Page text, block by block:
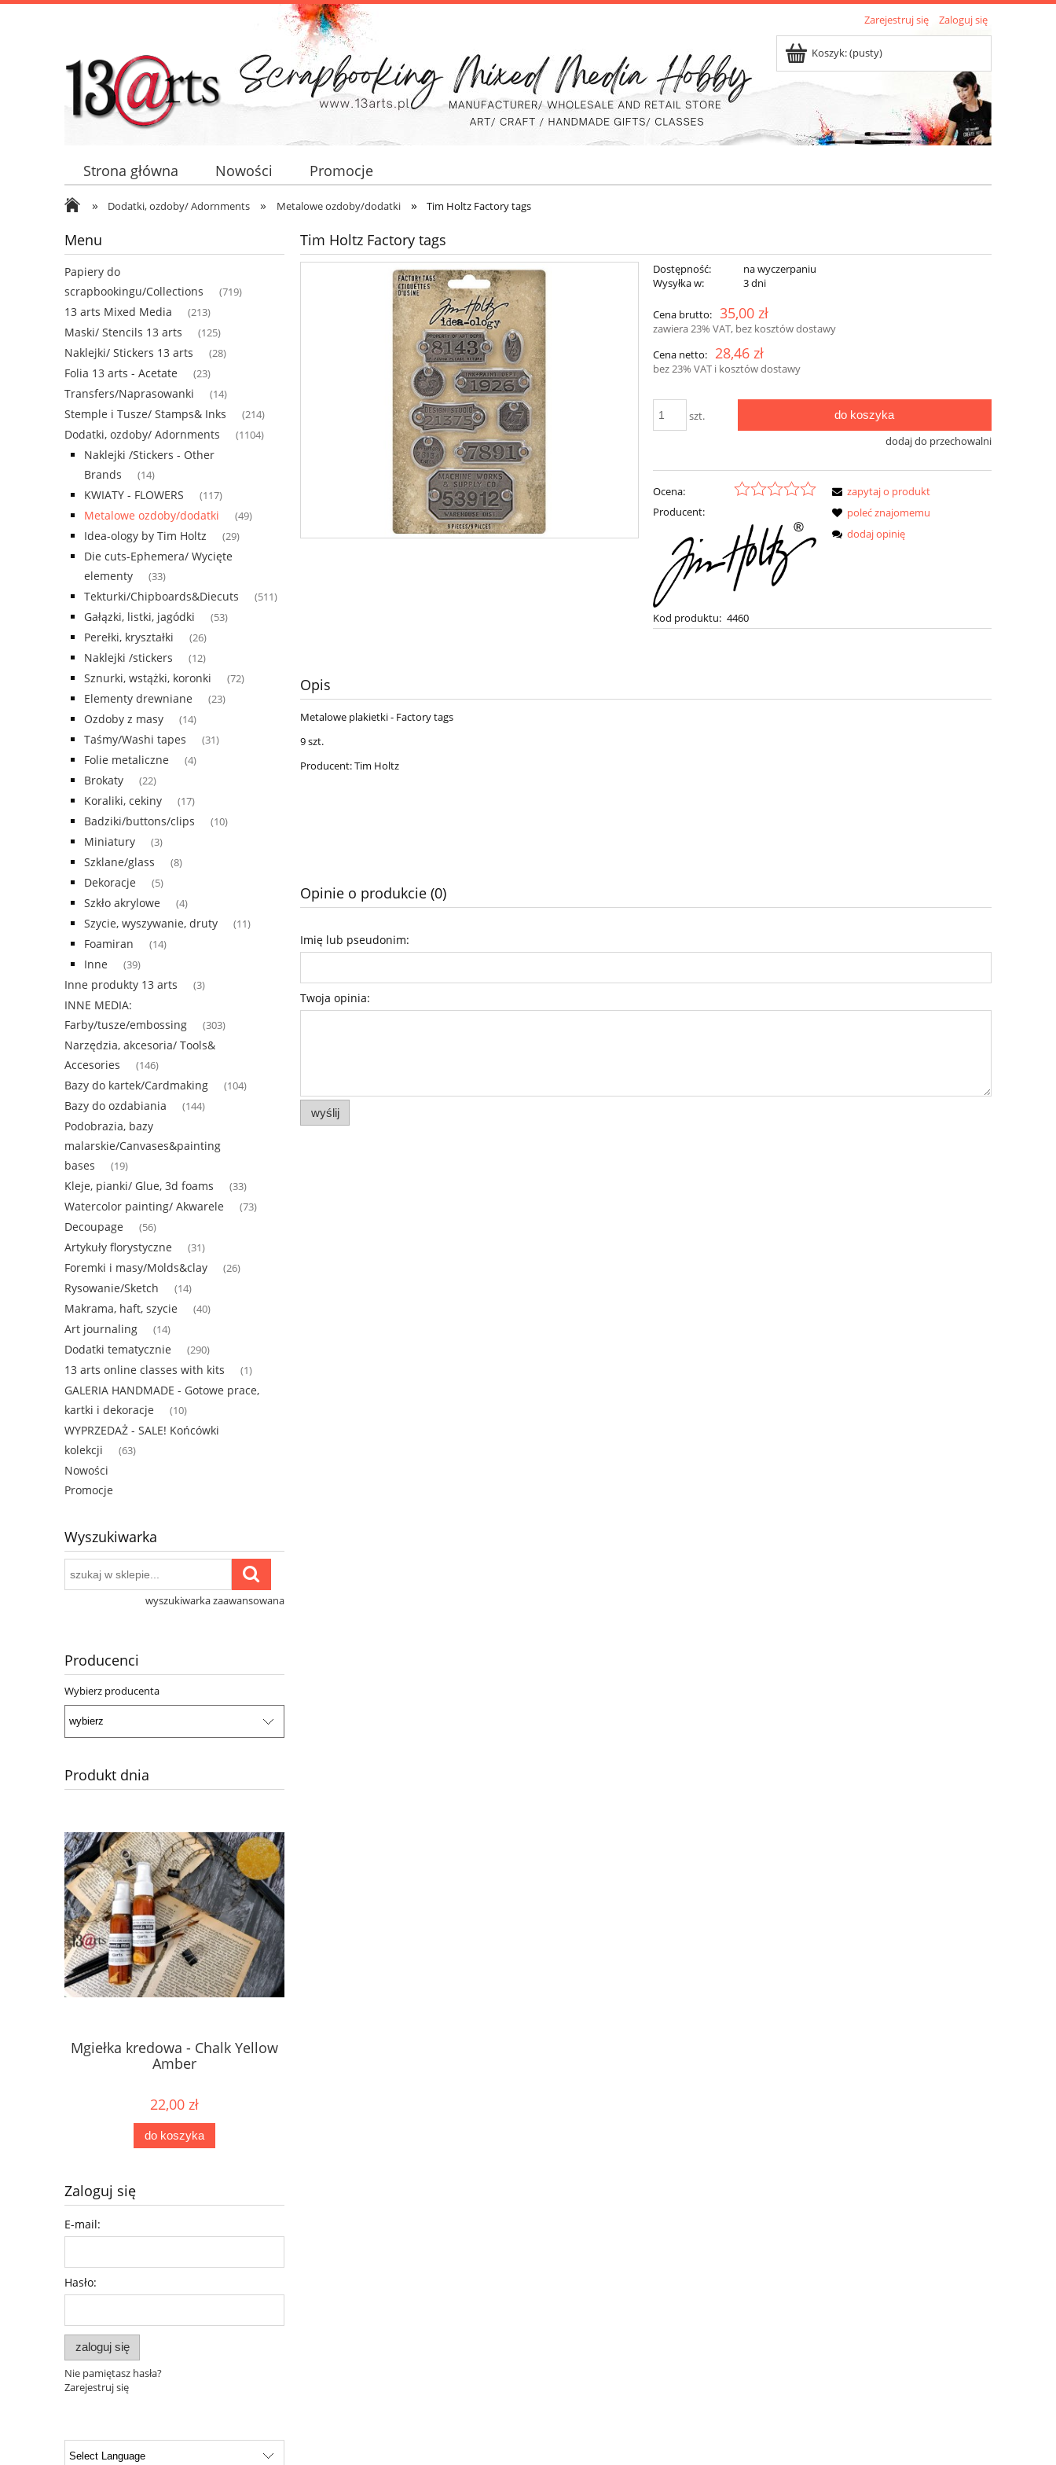
Zarejestruj się Zaloguj się
Koszyk:(pusty)
Strona główna Nowości Promocje
» Dodatki, ozdoby/ Adornments » Metalowe ozdoby/dodatki » Tim Holtz Factory tags
Menu
Papiery do
scrapbookingu/Collections
(719)
13 arts Mixed Media (213)
Maski/ Stencils 13 arts (125)
Naklejki/ Stickers 13 arts (28)
Folia 13 arts - Acetate (23)
Transfers/Naprasowanki (14)
Stemple i Tusze/ Stamps& Inks (214)
Dodatki, ozdoby/ Adornments (1104)
Naklejki /Stickers - Other
Brands
(14)
KWIATY - FLOWERS (117)
Metalowe ozdoby/dodatki (49)
Idea-ology by Tim Holtz (29)
Die cuts-Ephemera/ Wycięte
elementy
(33)
Tekturki/Chipboards&Diecuts (511)
Gałązki, listki, jagódki (53)
Perełki, kryształki (26)
Naklejki /stickers (12)
Sznurki, wstążki, koronki (72)
Elementy drewniane (23)
Ozdoby z masy (14)
Taśmy/Washi tapes (31)
Folie metaliczne (4)
Brokaty (22)
Koraliki, cekiny (17)
Badziki/buttons/clips (10)
Miniatury (3)
Szklane/glass (8)
Dekoracje (5)
Szkło akrylowe (4)
Szycie, wyszywanie, druty (11)
Foamiran (14)
Inne (39)
Inne produkty 13 arts (3)
INNE MEDIA:
Farby/tusze/embossing
(303)
Narzędzia, akcesoria/ Tools&
Accesories
(146)
Bazy do kartek/Cardmaking (104)
Bazy do ozdabiania (144)
Podobrazia, bazy
malarskie/Canvases&painting
bases
(19)
Kleje, pianki/ Glue, 3d foams (33)
Watercolor painting/ Akwarele (73)
Decoupage (56)
Artykuły florystyczne (31)
Foremki i masy/Molds&clay (26)
Rysowanie/Sketch (14)
Makrama, haft, szycie (40)
Art journaling (14)
Dodatki tematycznie (290)
13 arts online classes with kits (1)
GALERIA HANDMADE - Gotowe prace,
kartki i dekoracje
(10)
WYPRZEDAŻ - SALE! Końcówki
kolekcji
(63)
Nowości
Promocje
Wyszukiwarka
wyszukiwarka zaawansowana
Producenci
Wybierz producenta
Produkt dnia
Mgiełka kredowa - Chalk Yellow
Amber
22,00 zł
do koszyka
Zaloguj się
E-mail:
Hasło:
zaloguj się
Nie pamiętasz hasła?
Zarejestruj się
Tim Holtz Factory tags
Dostępność:
na wyczerpaniu
Wysyłka w:
3 dni
Cena brutto: 35,00 zł
zawiera 23% VAT, bez kosztów dostawy
Cena netto: 28,46 zł
bez 23% VAT i kosztów dostawy
szt. do koszyka
dodaj do przechowalni
Ocena:
Producent:
Kod produktu: 4460
zapytaj o produkt
poleć znajomemu
dodaj opinię
Opis
Metalowe plakietki - Factory tags
9 szt.
Producent: Tim Holtz
Opinie o produkcie (0)
Imię lub pseudonim:
Twoja opinia:
wyślij